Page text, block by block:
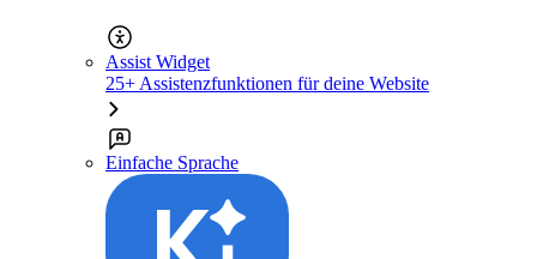
Assist Widget
25+ Assistenzfunktionen für deine Website
Einfache Sprache